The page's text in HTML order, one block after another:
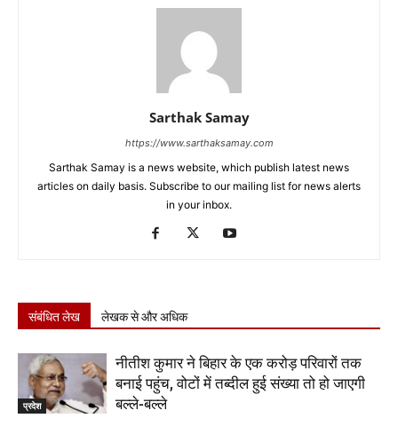
Sarthak Samay
https://www.sarthaksamay.com
Sarthak Samay is a news website, which publish latest news
articles on daily basis. Subscribe to our mailing list for news alerts
in your inbox.
संबंधित लेख लेखक से और अधिक
प्रदेश
नीतीश कुमार ने बिहार के एक करोड़ परिवारों तक
बनाई पहुंच, वोटों में तब्दील हुई संख्या तो हो जाएगी
बल्ले-बल्ले